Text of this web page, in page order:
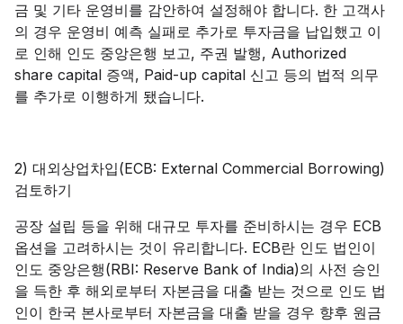
금 및 기타 운영비를 감안하여 설정해야 합니다. 한 고객사
의 경우 운영비 예측 실패로 추가로 투자금을 납입했고 이
로 인해 인도 중앙은행 보고, 주권 발행, Authorized
share capital 증액, Paid-up capital 신고 등의 법적 의무
를 추가로 이행하게 됐습니다.
2) 대외상업차입(ECB: External Commercial Borrowing)
검토하기
공장 설립 등을 위해 대규모 투자를 준비하시는 경우 ECB
옵션을 고려하시는 것이 유리합니다. ECB란 인도 법인이
인도 중앙은행(RBI: Reserve Bank of India)의 사전 승인
을 득한 후 해외로부터 자본금을 대출 받는 것으로 인도 법
인이 한국 본사로부터 자본금을 대출 받을 경우 향후 원금